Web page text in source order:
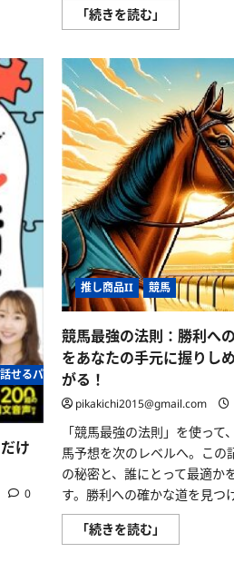
「続きを読む」
ラ
会
話
〜
病
院
で
使
え
る
例
文
か
ら、
セ
ッ
ク
ス
に
関
す
フ
レ
ー
ズ
に
い
て
さ
ら
に
読
せるパズル英会話
け
0
推し商品II 競馬
競馬最強の法則：勝利へ
をあなたの手元に握りし
がる！
pikakichi2015@gmail.com
「競馬最強の法則」を使って
馬予想を次のレベルへ。この
の秘密と、誰にとって最適か
す。勝利への確かな道を見つ
「続きを読む」
馬